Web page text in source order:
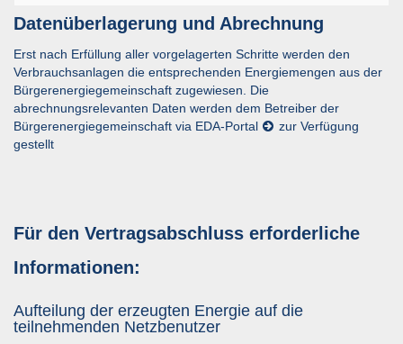
Datenüberlagerung und Abrechnung
Erst nach Erfüllung aller vorgelagerten Schritte werden den
Verbrauchsanlagen die entsprechenden Energiemengen aus der
Bürgerenergiegemeinschaft zugewiesen. Die
abrechnungsrelevanten Daten werden dem Betreiber der
Bürgerenergiegemeinschaft via EDA-Portal
zur Verfügung
gestellt
Für den Vertragsabschluss erforderliche
Informationen:
Aufteilung der erzeugten Energie auf die
teilnehmenden Netzbenutzer